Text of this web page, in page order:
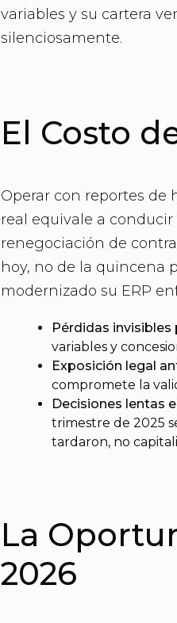
variables y su cartera
silenciosamente.
El Costo
Operar con reportes de
real equivale a
renegociación de
hoy, no de la quincena
modernizado su ERP
Pérdidas invisibles
variables y
Exposición legal
compromete la
Decisiones lentas
trimestre de 2025
tardaron, no
La
2026